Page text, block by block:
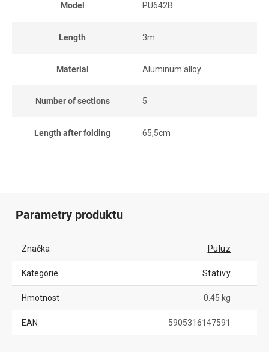
Model PU642B
Length 3m
Material Aluminum alloy
Number of sections 5
Length after folding 65,5cm
Parametry produktu
Značka Puluz
Kategorie Stativy
Hmotnost 0.45 kg
EAN 5905316147591